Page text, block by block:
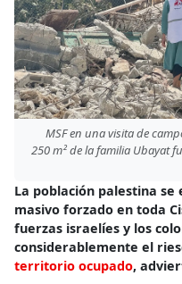
MSF en una visita de
250 m² de la familia Ubayat
La población palestina
masivo forzado en toda
fuerzas israelíes y los
considerablemente el
territorio ocupado,